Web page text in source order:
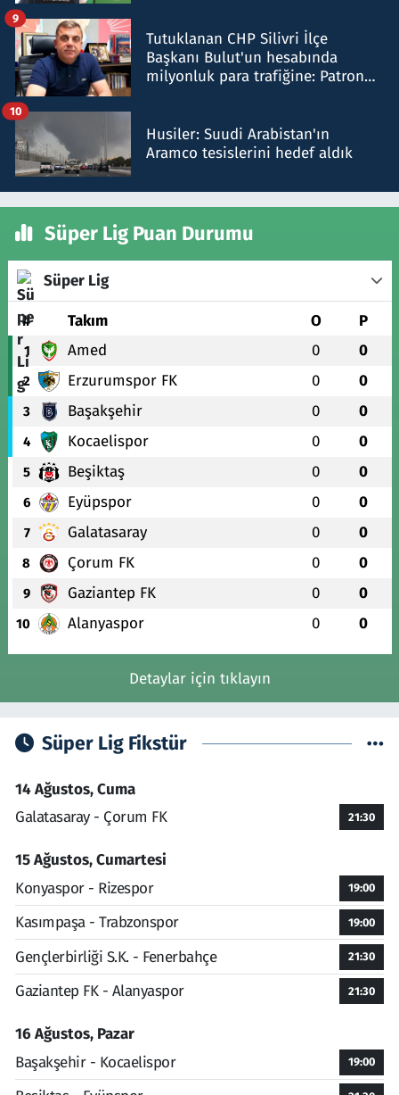
Tutuklanan CHP Silivri İlçe
Başkanı Bulut'un hesabında
milyonluk para trafiğine: Patron
9
Husiler: Suudi Arabistan'ın
Aramco tesislerini hedef aldık
10
Süper Lig Puan Durumu
Süper Lig
# Takım O P
1 Amed 0 0
2 Erzurumspor FK 0 0
3 Başakşehir 0 0
4 Kocaelispor 0 0
5 Beşiktaş 0 0
6 Eyüpspor 0 0
7 Galatasaray 0 0
8 Çorum FK 0 0
9 Gaziantep FK 0 0
10 Alanyaspor 0 0
Detaylar için tıklayın
Süper Lig Fikstür
14 Ağustos, Cuma
Galatasaray - Çorum FK
21:30
15 Ağustos, Cumartesi
Konyaspor - Rizespor
19:00
Kasımpaşa - Trabzonspor 19:00
Gençlerbirliği S.K. - Fenerbahçe 21:30
Gaziantep FK - Alanyaspor 21:30
16 Ağustos, Pazar
Başakşehir - Kocaelispor
19:00